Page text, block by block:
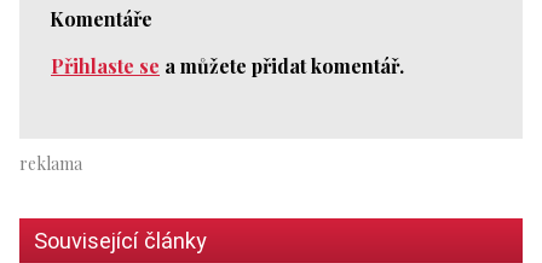
Komentáře
Přihlaste se a můžete přidat komentář.
Související články